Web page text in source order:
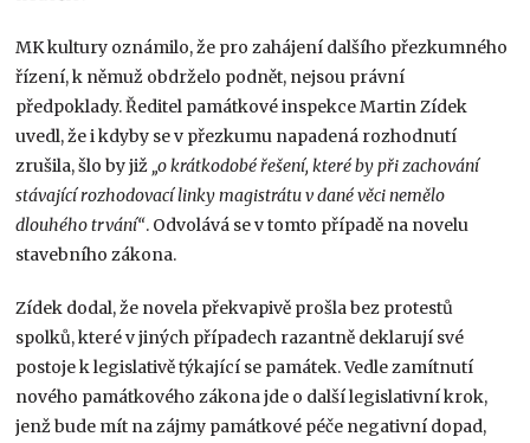
MK kultury oznámilo, že pro zahájení dalšího přezkumného
řízení, k němuž obdrželo podnět, nejsou právní
předpoklady. Ředitel památkové inspekce Martin Zídek
uvedl, že i kdyby se v přezkumu napadená rozhodnutí
zrušila, šlo by již „o krátkodobé řešení, které by při zachování
stávající rozhodovací linky magistrátu v dané věci nemělo
dlouhého trvání“. Odvolává se v tomto případě na novelu
stavebního zákona.
Zídek dodal, že novela překvapivě prošla bez protestů
spolků, které v jiných případech razantně deklarují své
postoje k legislativě týkající se památek. Vedle zamítnutí
nového památkového zákona jde o další legislativní krok,
jenž bude mít na zájmy památkové péče negativní dopad,